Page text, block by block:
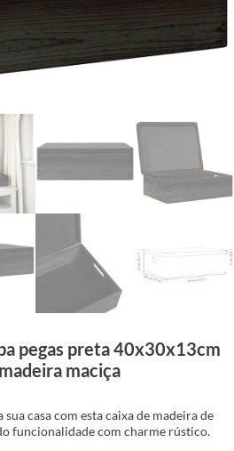
pegas preta 40x30x13cm
maciça
casa com esta caixa de madeira de
funcionalidade com charme rústico.